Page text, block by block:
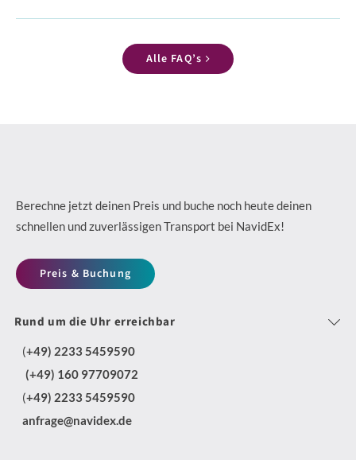
Alle FAQ’s
Berechne jetzt deinen Preis und buche noch heute deinen
schnellen und zuverlässigen Transport bei NavidEx!
Preis & Buchung
Rund um die Uhr erreichbar
(+49) 2233 5459590
(+49) 160 97709072
(+49) 2233 5459590
anfrage@navidex.de